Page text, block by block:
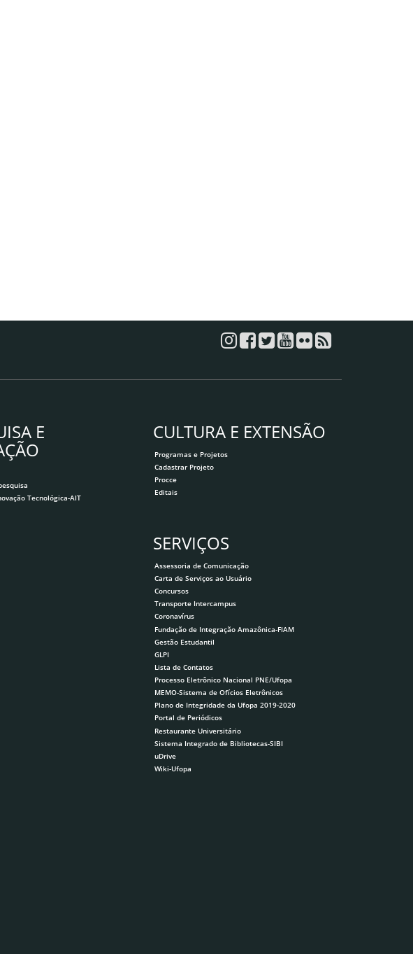
E
Tecnológica-AIT
CULTURA E EXTENSÃO
Programas e Projetos
Cadastrar Projeto
Procce
Editais
SERVIÇOS
Assessoria de Comunicação
Carta de Serviços ao Usuário
Concursos
Transporte Intercampus
Coronavírus
Fundação de Integração Amazônica-FIAM
Gestão Estudantil
GLPI
Lista de Contatos
Processo Eletrônico Nacional PNE/Ufopa
MEMO-Sistema de Ofícios Eletrônicos
Plano de Integridade da Ufopa 2019-2020
Portal de Periódicos
Restaurante Universitário
Sistema Integrado de Bibliotecas-SIBI
uDrive
Wiki-Ufopa